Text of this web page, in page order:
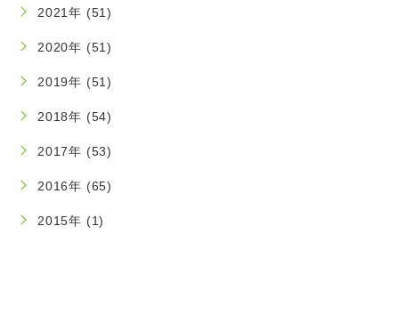
2021年 (51)
2020年 (51)
2019年 (51)
2018年 (54)
2017年 (53)
2016年 (65)
2015年 (1)